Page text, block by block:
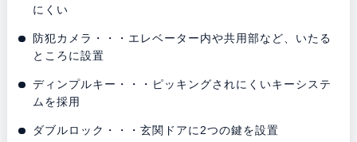
にくい
防犯カメラ・・・エレベーター内や共用部など、いたる
ところに設置
ディンプルキー・・・ピッキングされにくいキーシステ
ムを採用
ダブルロック・・・玄関ドアに2つの鍵を設置